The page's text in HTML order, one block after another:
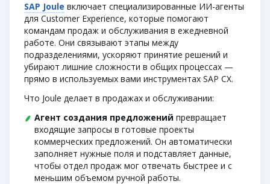
SAP Joule включает специализированные ИИ-агенты
для Customer Experience, которые помогают
командам продаж и обслуживания в ежедневной
работе. Они связывают этапы между
подразделениями, ускоряют принятие решений и
убирают лишние сложности в общих процессах —
прямо в используемых вами инструментах SAP CX.
Что Joule делает в продажах и обслуживании:
Агент создания предложений превращает
входящие запросы в готовые проекты
коммерческих предложений. Он автоматически
заполняет нужные поля и подставляет данные,
чтобы отдел продаж мог отвечать быстрее и с
меньшим объемом ручной работы.